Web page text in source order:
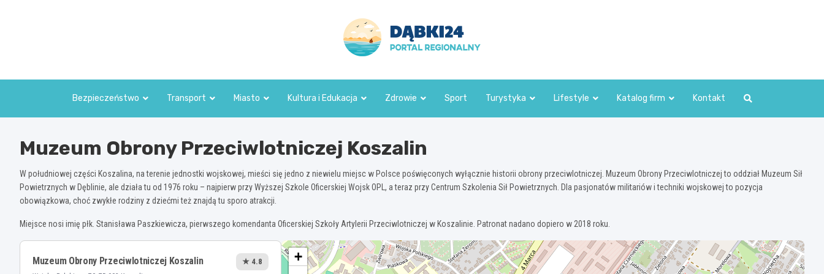
dabki24.pl
Bezpieczeństwo Transport Miasto Kultura i Edukacja Zdrowie Sport Turystyka Lifestyle Katalog firm Kontakt
Muzeum Obrony Przeciwlotniczej Koszalin
W południowej części Koszalina, na terenie jednostki wojskowej, mieści się jedno z niewielu miejsc w Polsce poświęconych wyłącznie historii obrony przeciwlotniczej. Muzeum Obrony Przeciwlotniczej to oddział Muzeum Sił
Powietrznych w Dęblinie, ale działa tu od 1976 roku – najpierw przy Wyższej Szkole Oficerskiej Wojsk OPL, a teraz przy Centrum Szkolenia Sił Powietrznych. Dla pasjonatów militariów i techniki wojskowej to pozycja
obowiązkowa, choć zwykłe rodziny z dziećmi też znajdą tu sporo atrakcji.
Miejsce nosi imię płk. Stanisława Paszkiewicza, pierwszego komendanta Oficerskiej Szkoły Artylerii Przeciwlotniczej w Koszalinie. Patronat nadano dopiero w 2018 roku.
Muzeum Obrony Przeciwlotniczej Koszalin ★ 4.8
+